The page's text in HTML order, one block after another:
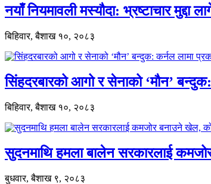
नयाँ नियमावली मस्यौदा: भ्रष्टाचार
बिहिवार, बैशाख १०, २०८३
सिंहदरबारको आगो र सेनाको ‘मौन’
बिहिवार, बैशाख १०, २०८३
सुदनमाथि हमला बालेन सरकारलाई
बुधवार, बैशाख ९, २०८३